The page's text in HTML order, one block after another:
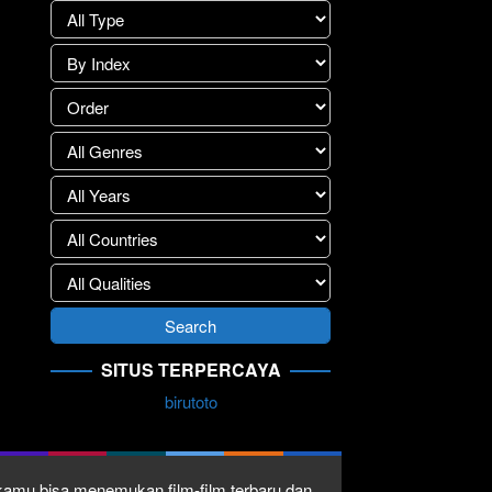
SITUS TERPERCAYA
birutoto